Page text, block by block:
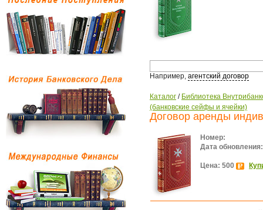
Например, агентский договор
Каталог / Библиотека
(банковские сейфы и ячейки)
Договор аренды
Номер:
Дата обновления:
Цена: 500